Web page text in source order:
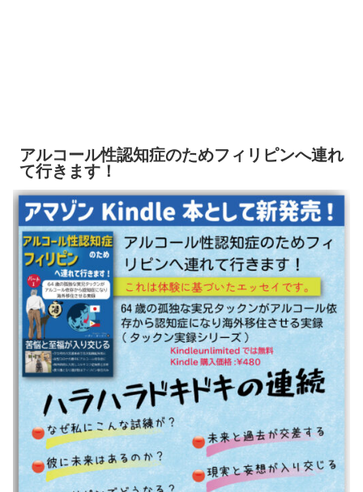
アルコール性認知症のためフィリピンへ連れ
て行きます！